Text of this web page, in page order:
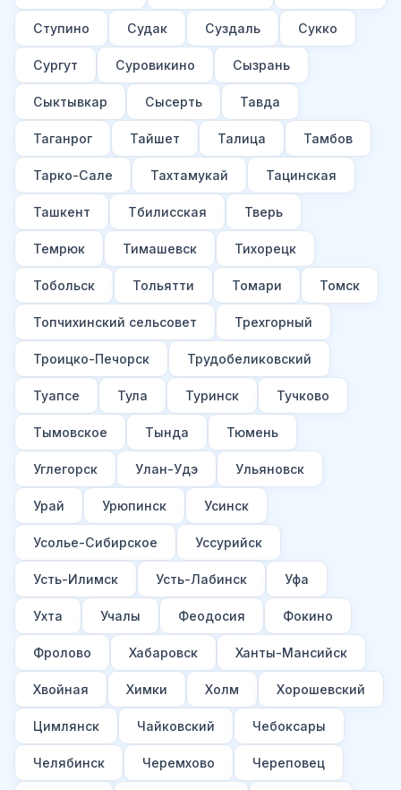
Ступино Судак Суздаль Сукко
Сургут Суровикино Сызрань
Сыктывкар Сысерть Тавда
Таганрог Тайшет Талица Тамбов
Тарко-Сале Тахтамукай Тацинская
Ташкент Тбилисская Тверь
Темрюк Тимашевск Тихорецк
Тобольск Тольятти Томари Томск
Топчихинский сельсовет Трехгорный
Троицко-Печорск Трудобеликовский
Туапсе Тула Туринск Тучково
Тымовское Тында Тюмень
Углегорск Улан-Удэ Ульяновск
Урай Урюпинск Усинск
Усолье-Сибирское Уссурийск
Усть-Илимск Усть-Лабинск Уфа
Ухта Учалы Феодосия Фокино
Фролово Хабаровск Ханты-Мансийск
Хвойная Химки Холм Хорошевский
Цимлянск Чайковский Чебоксары
Челябинск Черемхово Череповец